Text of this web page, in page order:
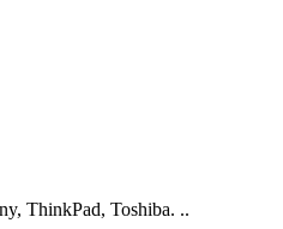
ThinkPad, Toshiba. ..